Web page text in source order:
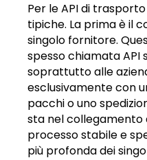
Per le API di
tipiche. La prima è il
singolo fornitore.
spesso chiamata
soprattutto alle
esclusivamente con
pacchi o uno
sta nel collegamento
processo stabile e
più profonda dei